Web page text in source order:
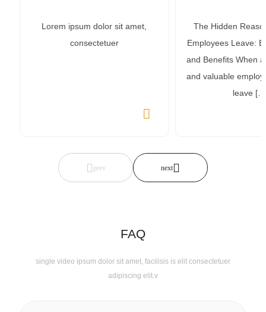
Lorem ipsum dolor sit amet,
consectetuer
The Hidden
Employees Leave:
and Benefits When
and valuable
leave
FAQ
single video ipsum dolor sit amet, facilisis is elit consectetuer
adipiscing elit.v